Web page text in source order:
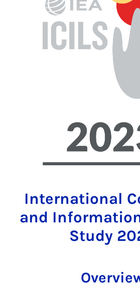
International
and
Study